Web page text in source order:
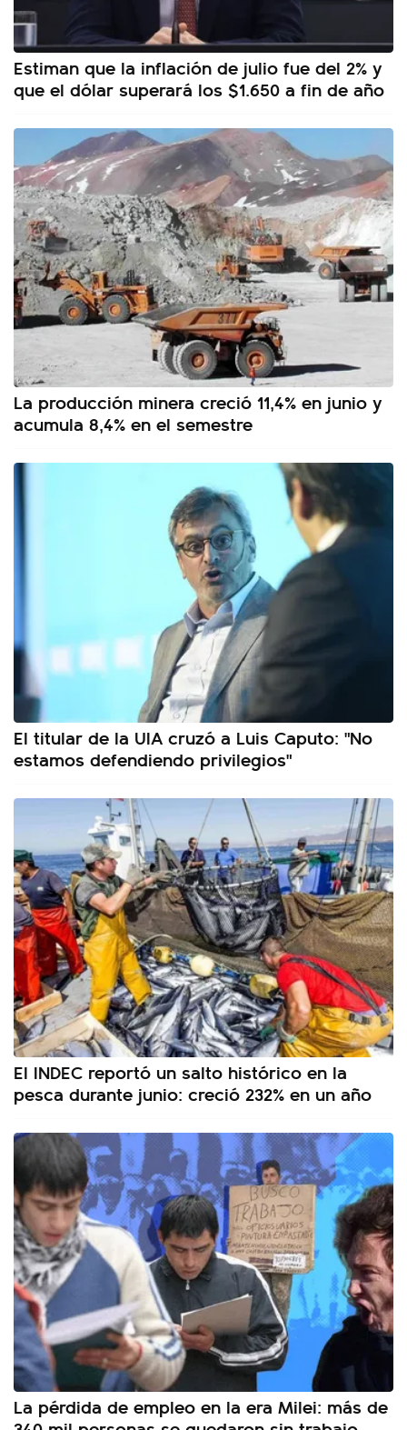
Estiman que la inflación de julio fue del 2% y
que el dólar superará los $1.650 a fin de año
La producción minera creció 11,4% en junio y
acumula 8,4% en el semestre
El titular de la UIA cruzó a Luis Caputo: "No
estamos defendiendo privilegios"
El INDEC reportó un salto histórico en la
pesca durante junio: creció 232% en un año
La pérdida de empleo en la era Milei: más de